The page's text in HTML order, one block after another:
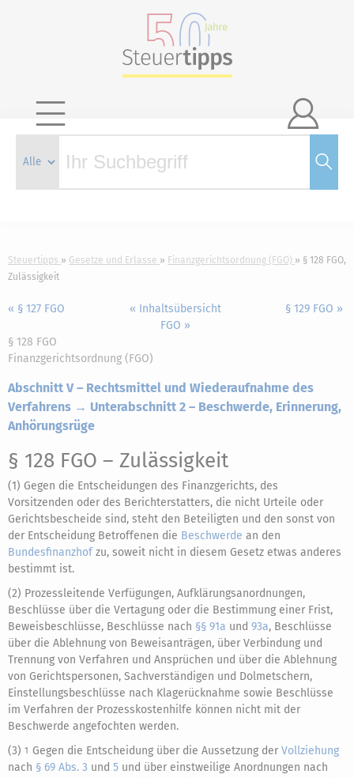

Steuertipps Gesetze und Erlasse Finanzgerichtsordnung (FGO)
§ 128 FGO,
Zulässigkeit
« § 127 FGO
« Inhaltsübersicht
FGO »
§ 129 FGO »
§ 128 FGO
Finanzgerichtsordnung (FGO)
Abschnitt V – Rechtsmittel und Wiederaufnahme des
Verfahrens → Unterabschnitt 2 – Beschwerde, Erinnerung,
Anhörungsrüge
§ 128 FGO – Zulässigkeit
(1) Gegen die Entscheidungen des Finanzgerichts, des
Vorsitzenden oder des Berichterstatters, die nicht Urteile oder
Gerichtsbescheide sind, steht den Beteiligten und den sonst von
der Entscheidung Betroffenen die Beschwerde an den
Bundesfinanzhofzu, soweit nicht in diesem Gesetz etwas anderes
bestimmt ist.
(2) Prozessleitende Verfügungen, Aufklärungsanordnungen,
Beschlüsse über die Vertagung oder die Bestimmung einer Frist,
Beweisbeschlüsse, Beschlüsse nach §§ 91a und 93a, Beschlüsse
über die Ablehnung von Beweisanträgen, über Verbindung und
Trennung von Verfahren und Ansprüchen und über die Ablehnung
von Gerichtspersonen, Sachverständigen und Dolmetschern,
Einstellungsbeschlüsse nach Klagerücknahme sowie Beschlüsse
im Verfahren der Prozesskostenhilfe können nicht mit der
Beschwerde angefochten werden.
(3) 1 Gegen die Entscheidung über die Aussetzung der Vollziehung
nach § 69 Abs. 3 und 5 und über einstweilige Anordnungen nach